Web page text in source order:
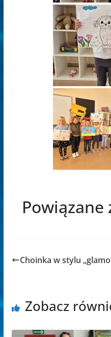
Powiązane
Choinka w stylu
Zobacz